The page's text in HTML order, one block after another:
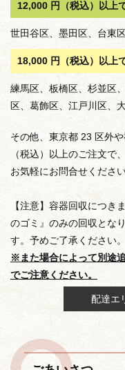
12,000 円（税込）以上
世田谷区、墨田区、台東
18,000 円（税込）以上
練馬区、板橋区、杉並区
区、葛飾区、江戸川区、
その他、東京都 23 区外
（税込）以上のご注文で
お気軽にお問合せください
【注意】容器回収につき
のゴミ』のみの回収とな
す。予めご了承ください。
※また場合によって別途
でご注意ください。
配達エ